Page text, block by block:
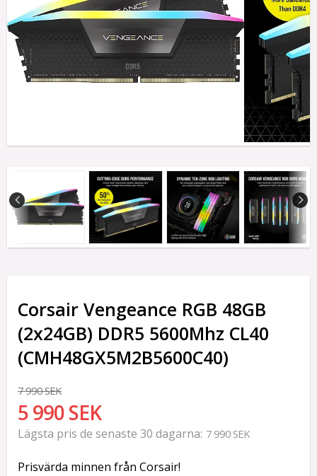
Corsair Vengeance RGB 48GB
(2x24GB) DDR5 5600Mhz CL40
(CMH48GX5M2B5600C40)
7 990 SEK
5 990 SEK
Lägsta pris de senaste 30 dagarna 7 990 SEK
Prisvärda minnen från Corsair!